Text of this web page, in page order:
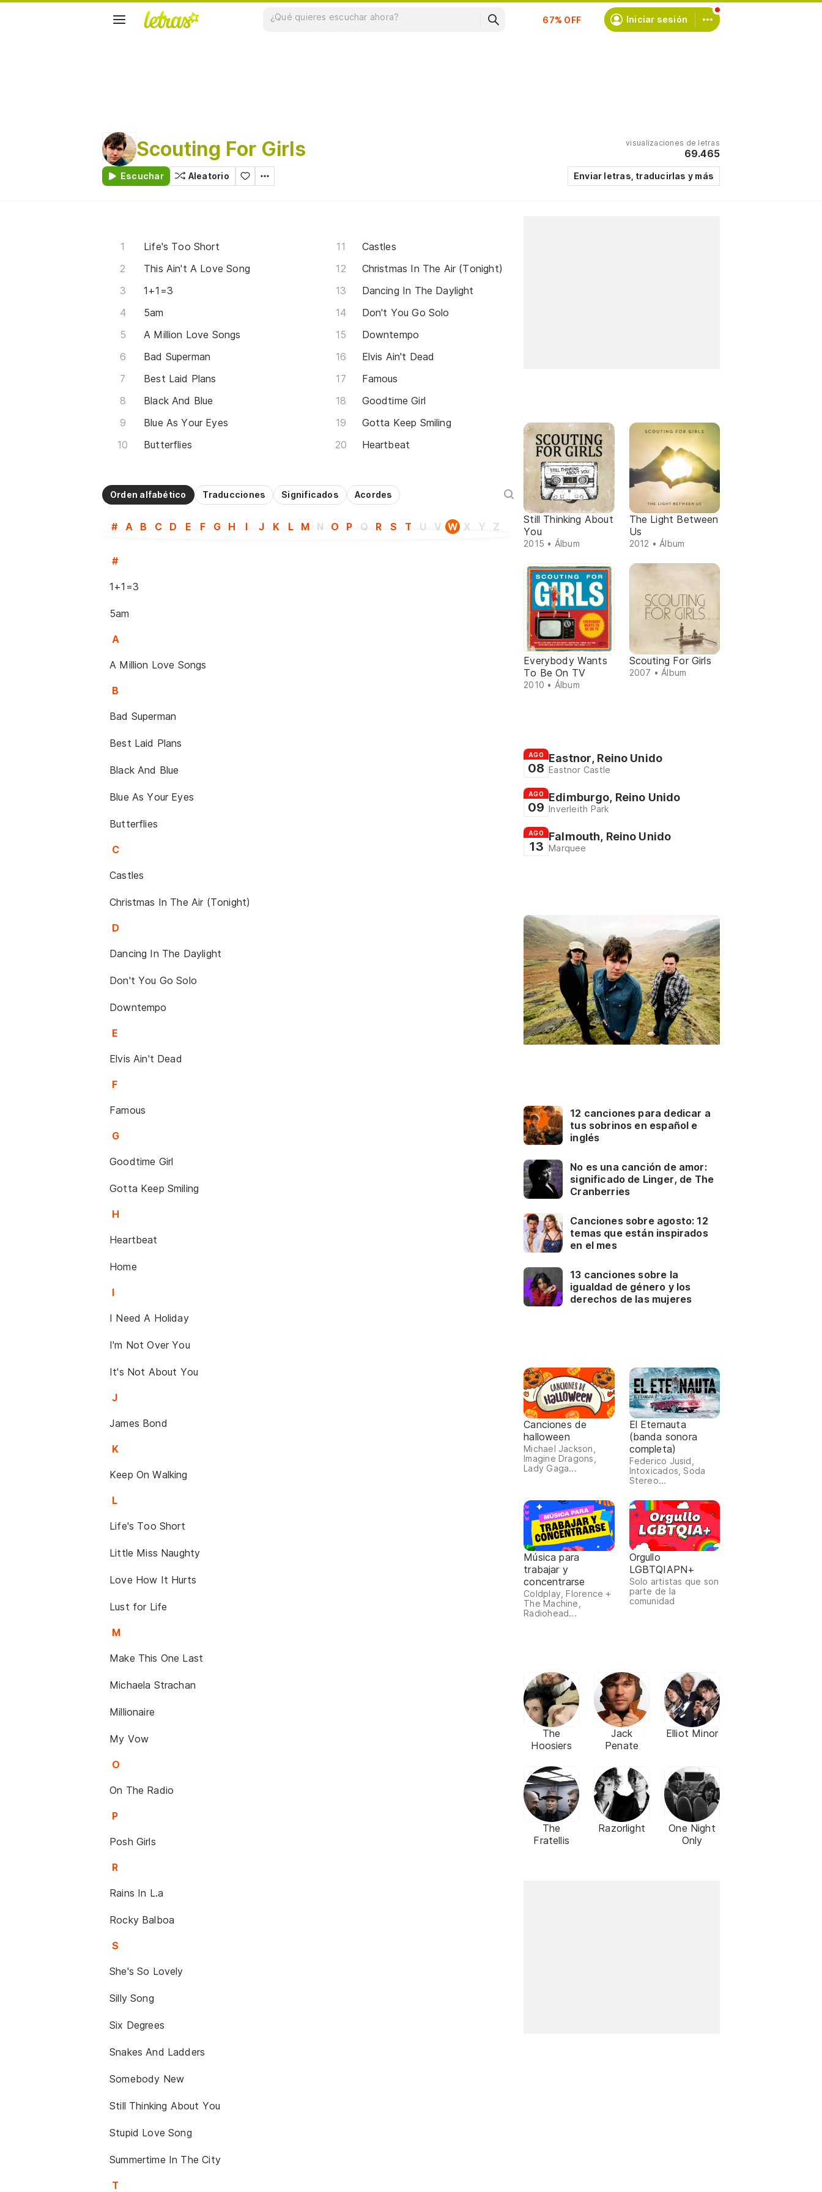
Suscríbete Iniciar sesión
Scouting For Girls
Escuchar Aleatorio
visualizaciones de letras
69.465
Enviar letras, traducirlas y más
Life's Too Short
This Ain't A Love Song
1+1=3
5am
A Million Love Songs
Bad Superman
Best Laid Plans
Black And Blue
Blue As Your Eyes
Butterflies
Castles
Christmas In The Air (Tonight)
Dancing In The Daylight
Don't You Go Solo
Downtempo
Elvis Ain't Dead
Famous
Goodtime Girl
Gotta Keep Smiling
Heartbeat
Orden alfabético Traducciones Significados Acordes
# A B C D E F G H I J K L M N O P Q R S T U V W X Y Z
#
1+1=3
5am
A
A Million Love Songs
B
Bad Superman
Best Laid Plans
Black And Blue
Blue As Your Eyes
Butterflies
C
Castles
Christmas In The Air (Tonight)
D
Dancing In The Daylight
Don't You Go Solo
Downtempo
E
Elvis Ain't Dead
F
Famous
G
Goodtime Girl
Gotta Keep Smiling
H
Heartbeat
Home
I
I Need A Holiday
I'm Not Over You
It's Not About You
J
James Bond
K
Keep On Walking
L
Life's Too Short
Little Miss Naughty
Love How It Hurts
Lust for Life
M
Make This One Last
Michaela Strachan
Millionaire
My Vow
O
On The Radio
P
Posh Girls
R
Rains In L.a
Rocky Balboa
S
She's So Lovely
Silly Song
Six Degrees
Snakes And Ladders
Somebody New
Still Thinking About You
Stupid Love Song
Summertime In The City
T
Still Thinking About
You
2015 • Álbum
The Light Between
Us
2012 • Álbum
Everybody Wants
To Be On TV
2010 • Álbum
Scouting For Girls
2007 • Álbum
AGO
08
Eastnor, Reino Unido
Eastnor Castle
AGO
09
Edimburgo, Reino Unido
Inverleith Park
AGO
13
Falmouth, Reino Unido
Marquee
12 canciones para dedicar a
tus sobrinos en español e
inglés
No es una canción de amor:
significado de Linger, de The
Cranberries
Canciones sobre agosto: 12
temas que están inspirados
en el mes
13 canciones sobre la
igualdad de género y los
derechos de las mujeres
Canciones de
halloween
Michael Jackson,
Imagine Dragons,
Lady Gaga...
El Eternauta
(banda sonora
completa)
Federico Jusid,
Intoxicados, Soda
Stereo...
Música para
trabajar y
concentrarse
Coldplay, Florence +
The Machine,
Radiohead...
Orgullo
LGBTQIAPN+
Solo artistas que son
parte de la
comunidad
The
Hoosiers
Jack
Penate
Elliot Minor
The
Fratellis
Razorlight
One Night
Only